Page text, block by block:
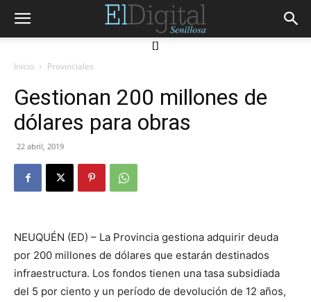
[]
Inicio Provinciales
Gestionan 200 millones de
dólares para obras
22 abril, 2019
NEUQUÉN (ED) – La Provincia gestiona adquirir deuda
por 200 millones de dólares que estarán destinados
infraestructura. Los fondos tienen una tasa subsidiada
del 5 por ciento y un período de devolución de 12 años,